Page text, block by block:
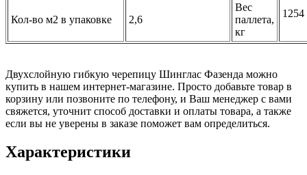
Кол-во м2 в упаковке 2,6
Вес
паллета,
кг
1254
Двухслойную гибкую черепицу Шинглас Фазенда можно
купить в нашем интернет-магазине. Просто добавьте товар в
корзину или позвоните по телефону, и Ваш менеджер с вами
свяжется, уточнит способ доставки и оплаты товара, а также
если вы не уверены в заказе поможет вам определиться.
Характеристики